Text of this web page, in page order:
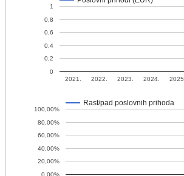
2021. 2022. 2023. 2024. 2025.
0
0,2
0,4
0,6
0,8
1
Rast/pad poslovnih prihoda
0,00%
20,00%
40,00%
60,00%
80,00%
100,00%